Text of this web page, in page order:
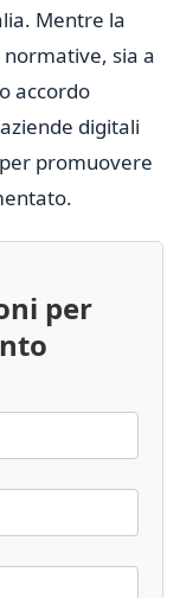
Mentre la
sia a
accordo
digitali
promuovere
per